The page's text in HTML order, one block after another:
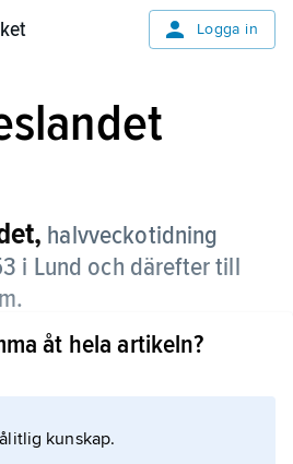
Logga in
halvveckotidning
i Lund och därefter till
tidigt för
spelade tidningen
åt hela artikeln?
kunskap.